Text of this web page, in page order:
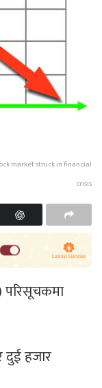
market struck in financial
crisis
परिसूचकमा
दुई हजार